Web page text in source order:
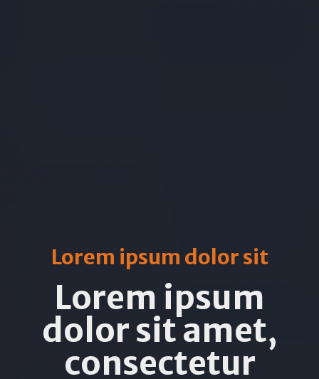
Lorem ipsum dolor sit
Lorem ipsum
dolor sit amet,
consectetur